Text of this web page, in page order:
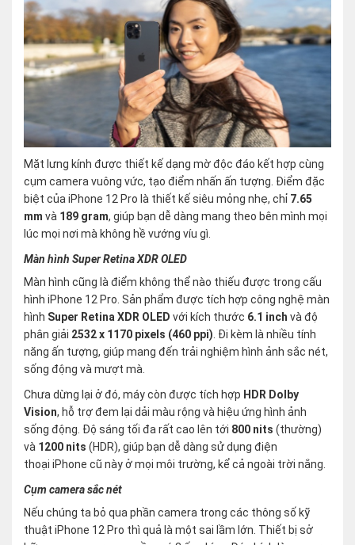
Mặt lưng kính được thiết kế dạng mờ độc đáo kết hợp cùng
cụm camera vuông vức, tạo điểm nhấn ấn tượng. Điểm đặc
biệt của iPhone 12 Pro là thiết kế siêu mỏng nhẹ, chỉ 7.65
mm và 189 gram, giúp bạn dễ dàng mang theo bên mình mọi
lúc mọi nơi mà không hề vướng víu gì.
Màn hình Super Retina XDR OLED
Màn hình cũng là điểm không thể nào thiếu được trong cấu
hình iPhone 12 Pro. Sản phẩm được tích hợp công nghệ màn
hình Super Retina XDR OLED với kích thước 6.1 inch và độ
phân giải 2532 x 1170 pixels (460 ppi). Đi kèm là nhiều tính
năng ấn tượng, giúp mang đến trải nghiệm hình ảnh sắc nét,
sống động và mượt mà.
Chưa dừng lại ở đó, máy còn được tích hợp HDR Dolby
Vision, hỗ trợ đem lại dải màu rộng và hiệu ứng hình ảnh
sống động. Độ sáng tối đa rất cao lên tới 800 nits (thường)
và 1200 nits (HDR), giúp bạn dễ dàng sử dụng điện
thoại iPhone cũ này ở mọi môi trường, kể cả ngoài trời nắng.
Cụm camera sắc nét
Nếu chúng ta bỏ qua phần camera trong các thông số kỹ
thuật iPhone 12 Pro thì quả là một sai lầm lớn. Thiết bị sở